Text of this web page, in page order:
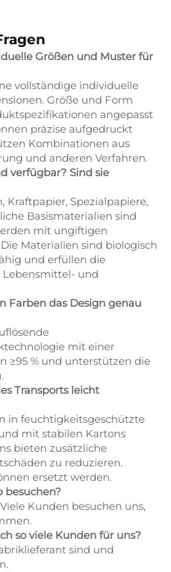
Größen und Muster für
vollständige individuelle
Größe und Form
angepasst
präzise aufgedruckt
Kombinationen aus
und anderen Verfahren.
verfügbar? Sind sie
Kraftpapier, Spezialpapiere,
Basismaterialien sind
mit ungiftigen
Materialien sind biologisch
und erfüllen die
Lebensmittel- und
Farben das Design genau
mit einer
≥95 % und unterstützen die
Transports leicht
in feuchtigkeitsgeschützte
mit stabilen Kartons
bieten zusätzliche
zu reduzieren.
ersetzt werden.
besuchen?
Kunden besuchen uns,
so viele Kunden für uns?
sind und